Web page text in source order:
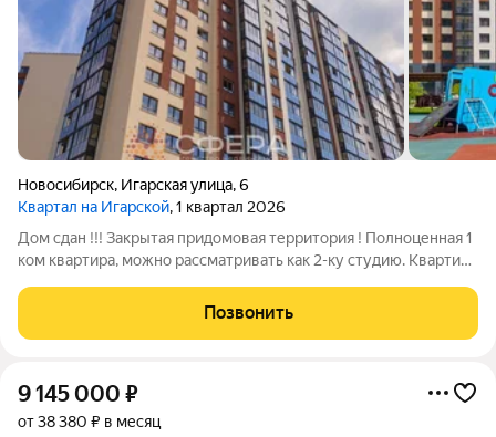
Новосибирск, Игарская улица,6
Квартал на Игарской, 1 квартал 2026
Дом сдан !!! Закрытая придомовая территория ! Полноценная 1
ком квартира, можно рассматривать как 2-ку студию. Квартира
под все виды расчёта. Арт. 136416738
Позвонить
9 145 000 ₽
от 38 380 ₽ в месяц